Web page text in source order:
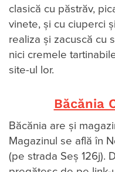
clasică cu păstrăv,
vinete, și cu ciuperci
realiza și zacuscă cu
nici cremele
site-ul lor.
Băcănia
Băcănia are și
Magazinul se află în
(pe strada Seș 126j).